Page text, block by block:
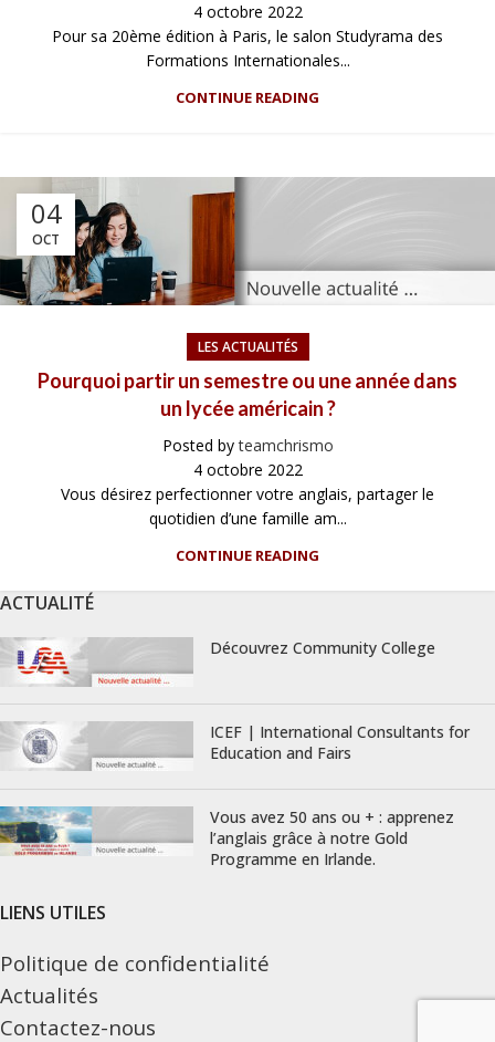
4 octobre 2022
Pour sa 20ème édition à Paris, le salon Studyrama des
Formations Internationales...
CONTINUE READING
04
OCT
LES ACTUALITÉS
Pourquoi partir un semestre ou une année dans
un lycée américain ?
Posted by teamchrismo
4 octobre 2022
Vous désirez perfectionner votre anglais, partager le
quotidien d’une famille am...
CONTINUE READING
ACTUALITÉ
Découvrez Community College
ICEF | International Consultants for
Education and Fairs
Vous avez 50 ans ou + : apprenez
l’anglais grâce à notre Gold
Programme en Irlande.
LIENS UTILES
Politique de confidentialité
Actualités
Contactez-nous